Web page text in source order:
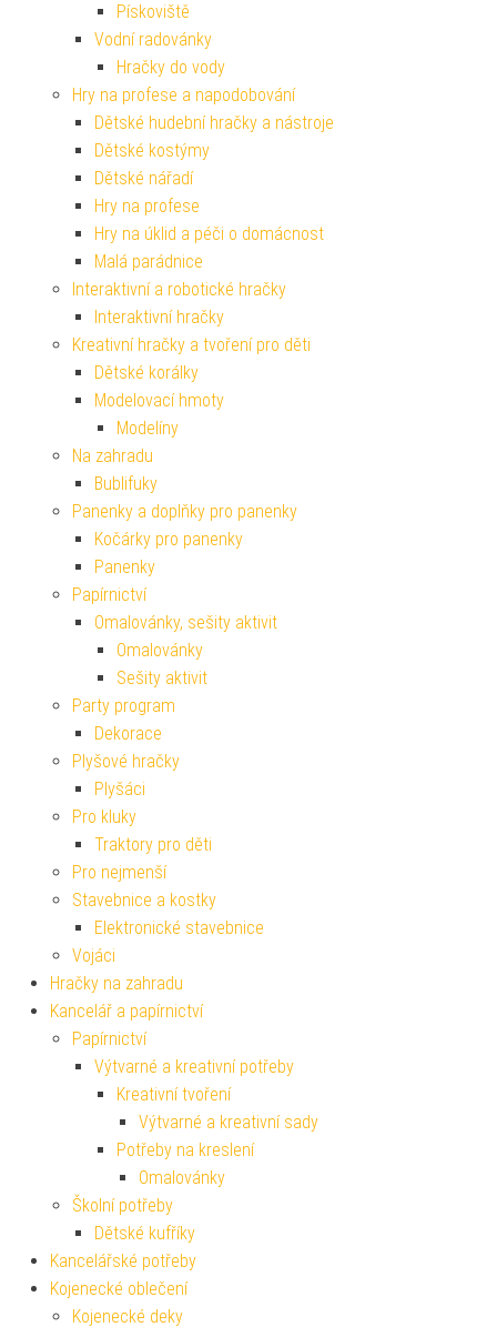
Pískoviště
Vodní radovánky
Hračky do vody
Hry na profese a napodobování
Dětské hudební hračky a nástroje
Dětské kostýmy
Dětské nářadí
Hry na profese
Hry na úklid a péči o domácnost
Malá parádnice
Interaktivní a robotické hračky
Interaktivní hračky
Kreativní hračky a tvoření pro děti
Dětské korálky
Modelovací hmoty
Modelíny
Na zahradu
Bublifuky
Panenky a doplňky pro panenky
Kočárky pro panenky
Panenky
Papírnictví
Omalovánky, sešity aktivit
Omalovánky
Sešity aktivit
Party program
Dekorace
Plyšové hračky
Plyšáci
Pro kluky
Traktory pro děti
Pro nejmenší
Stavebnice a kostky
Elektronické stavebnice
Vojáci
Hračky na zahradu
Kancelář a papírnictví
Papírnictví
Výtvarné a kreativní potřeby
Kreativní tvoření
Výtvarné a kreativní sady
Potřeby na kreslení
Omalovánky
Školní potřeby
Dětské kufříky
Kancelářské potřeby
Kojenecké oblečení
Kojenecké deky